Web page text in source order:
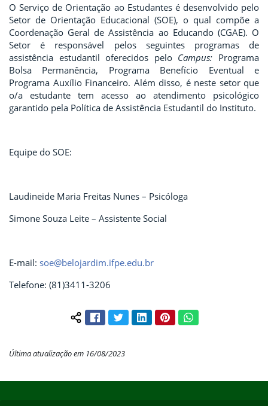
OServiço de Orientação ao Estudantes é desenvolvido pelo
Setor de Orientação Educacional (SOE), o qual compõe a
Coordenação Geral de Assistência ao Educando(CGAE). O
Setoré responsável pelos seguintes programas de
assistência estudantil oferecidos pelo Campus: Programa
Bolsa Permanência, Programa Benefício Eventuale
Programa Auxílio Financeiro. Além disso, é neste setor que
o/a estudante tem acesso ao atendimento psicológico
garantido pela Política de Assistência Estudantil do Instituto.
Equipe do SOE:
Laudineide Maria Freitas Nunes – Psicóloga
Simone Souza Leite – Assistente Social
E-mail: soe@belojardim.ifpe.edu.br
Telefone: (81)3411-3206
Compartilhar conteúdo:
FacebookTwitterLinkedInPinterestWhatsApp
Última atualização em 16/08/2023